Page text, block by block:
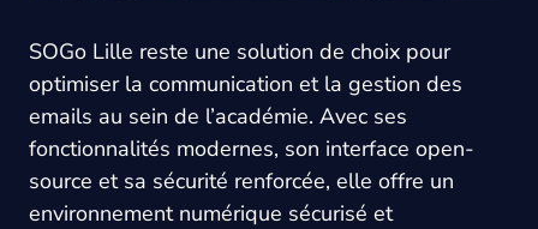
SOGo Lille reste une solution de choix pour
optimiser la communication et la gestion des
emails au sein de l’académie. Avec ses
fonctionnalités modernes, son interface open-
source et sa sécurité renforcée, elle offre un
environnement numérique sécurisé et